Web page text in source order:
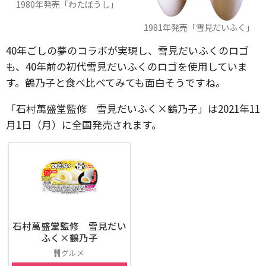
1980年発売「わたぼうし」
1981年発売「雪見だいふく」
40年ごしの夢のコラボが実現し、雪見だいふくのロゴ
も、40年前の初代雪見だいふくのロゴを使用していま
す。鶴乃子と食べ比べてみても面白そうですね。
「石村萬盛堂監修 雪見だいふく×鶴乃子」は2021年11
月1日（月）に全国発売されます。
石村萬盛堂監修 雪見だい
ふく×鶴乃子
グルメ